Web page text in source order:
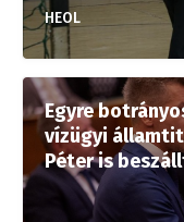
HEOL
Egyre
vízügyi
Péter is